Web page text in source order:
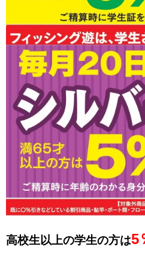
高校生以上の学生の方は5